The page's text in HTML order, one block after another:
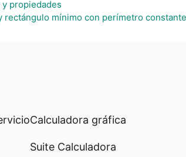
propiedades
rectángulo mínimo con perímetro constante
Calculadora gráfica
Suite Calculadora